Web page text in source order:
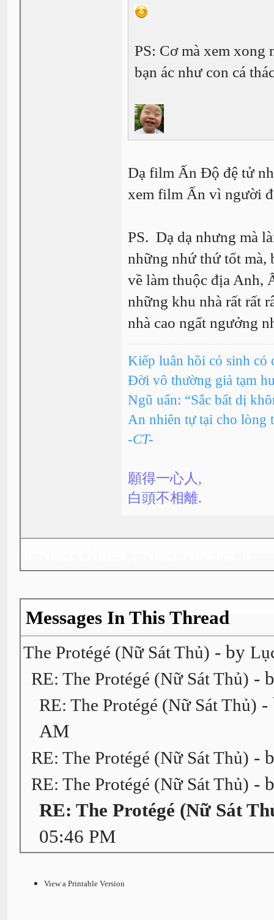
PS: Cơ mà xem xong
bạn ác như con cá
Dạ film Ấn Độ đệ tử
xem film Ấn vì người
PS. Dạ dạ nhưng mà
những nhứ thứ tốt mà,
về làm thuộc địa Anh,
những khu nhà rất rất
nhà cao ngất ngưởng
Kiếp luân hồi có sinh có
Đời vô thường giả tạm
Ngũ uẩn: “Sắc bất dị
An nhiên tự tại cho lòng
-CT-
願得一心人,
白頭不相離.
Messages In This Thread
The Protégé (Nữ Sát Thủ) - by
RE: The Protégé (Nữ Sát Thủ) -
RE: The Protégé (Nữ Sát Thủ) -
AM
RE: The Protégé (Nữ Sát Thủ) -
RE: The Protégé (Nữ Sát Thủ) -
RE: The Protégé (Nữ Sát
05:46 PM
View a Printable Version